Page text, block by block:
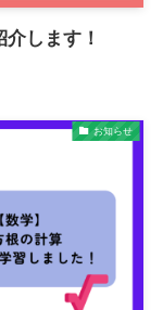
します！
お知らせ